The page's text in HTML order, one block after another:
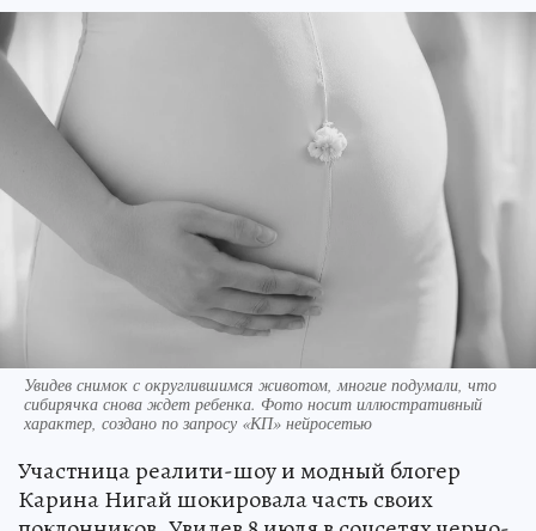
Увидев снимок с округлившимся животом, многие подумали, что
сибирячка снова ждет ребенка. Фото носит иллюстративный
характер, создано по запросу «КП» нейросетью
Участница реалити-шоу и модный блогер
Карина Нигай шокировала часть своих